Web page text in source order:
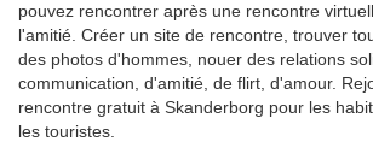
pouvez rencontrer après une rencontre
l'amitié. Créer un site de rencontre, trouver
des photos d'hommes, nouer des relations
communication, d'amitié, de flirt, d'amour.
rencontre gratuit à Skanderborg pour les
les touristes.